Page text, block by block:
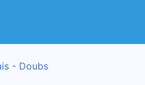
- Doubs